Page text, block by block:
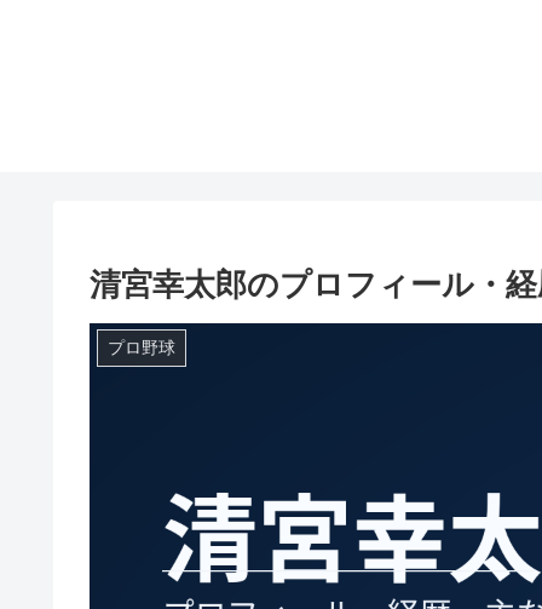
清宮幸太郎のプロフィール・
プロ野球